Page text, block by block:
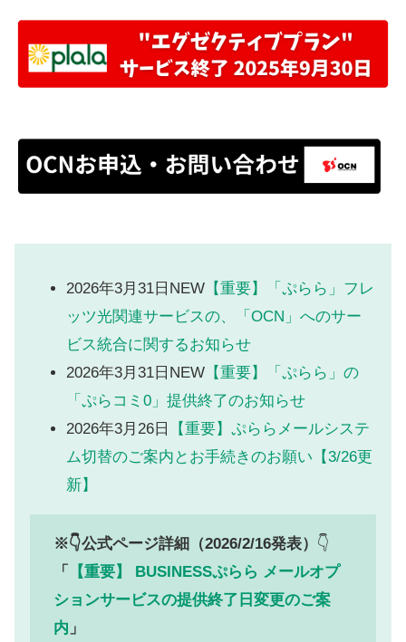
2026年3月31日NEW 【重要】「ぷらら」フレ
ッツ光関連サービスの、「OCN」へのサー
ビス統合に関するお知らせ
2026年3月31日NEW 【重要】「ぷらら」の
「ぷらコミ0」提供終了のお知らせ
2026年3月26日
【重要】ぷららメールシステ
ム切替のご案内とお手続きのお願い【3/26更
新】
※👇公式ページ詳細（2026/2/16発表） 👇
「
【重要】 BUSINESSぷらら メールオプ
ションサービスの提供終了日変更のご案
内 」